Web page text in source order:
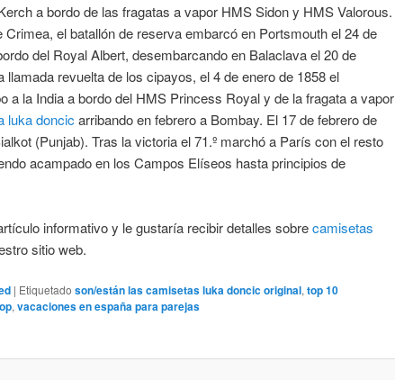
a bordo de las fragatas a vapor HMS Sidon y HMS Valorous.
Crimea, el batallón de reserva embarcó en Portsmouth el 24 de
del Royal Albert, desembarcando en Balaclava el 20 de
llamada revuelta de los cipayos, el 4 de enero de 1858 el
a la India a bordo del HMS Princess Royal y de la fragata a vapor
luka doncic arribando en febrero a Bombay. El 17 de febrero de
(Punjab). Tras la victoria el 71.º marchó a París con el resto
acampado en los Campos Elíseos hasta principios de
informativo y le gustaría recibir detalles sobrecamisetas
sitio web.
| Etiquetado son/están las camisetas luka doncic original,top 10
,vacaciones en españa para parejas